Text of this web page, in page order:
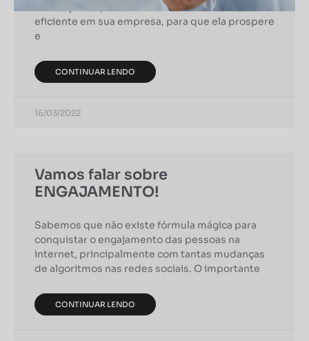
Conheça a importância de contar com um CRM
eficiente em sua empresa, para que ela prospere
e
CONTINUAR LENDO
16/03/2022
Vamos falar sobre
ENGAJAMENTO!
Sabemos que não existe fórmula mágica para
conquistar o engajamento das pessoas na
internet, principalmente com tantas mudanças
de algoritmos nas redes sociais. O importante
CONTINUAR LENDO